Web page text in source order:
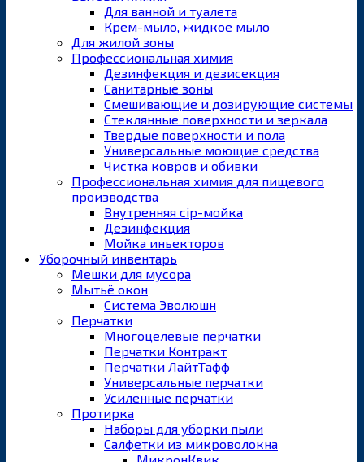
Для ванной и туалета
Крем-мыло, жидкое мыло
Для жилой зоны
Профессиональная химия
Дезинфекция и дезисекция
Санитарные зоны
Смешивающие и дозирующие системы
Стеклянные поверхности и зеркала
Твердые поверхности и пола
Универсальные моющие средства
Чистка ковров и обивки
Профессиональная химия для пищевого
производства
Внутренняя cip-мойка
Дезинфекция
Мойка иньекторов
Уборочный инвентарь
Мешки для мусора
Мытьё окон
Система Эволюшн
Перчатки
Многоцелевые перчатки
Перчатки Контракт
Перчатки ЛайтТафф
Универсальные перчатки
Усиленные перчатки
Протирка
Наборы для уборки пыли
Салфетки из микроволокна